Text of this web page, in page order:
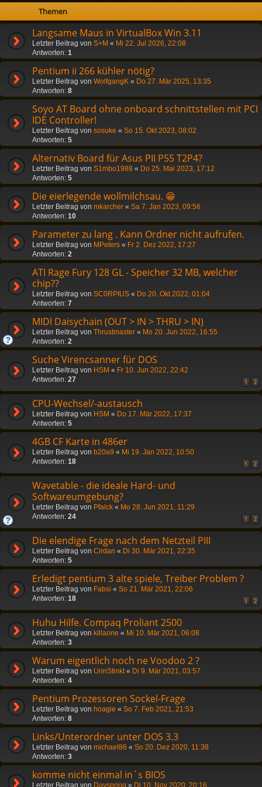
Themen
Langsame Maus in VirtualBox Win 3.11
Letzter Beitrag von S+M « Mi 22. Jul 2026, 22:08
Antworten: 1
Pentium ii 266 kühler nötig?
Letzter Beitrag von WolfgangK « Do 27. Mär 2025, 13:35
Antworten: 8
Soyo AT Board ohne onboard schnittstellen mit PCI
IDE Controller!
Letzter Beitrag von sosuke « So 15. Okt 2023, 08:02
Antworten: 5
Alternativ Board für Asus PII P55 T2P4?
Letzter Beitrag von S1mbo1988 « Do 25. Mai 2023, 17:12
Antworten: 5
Die eierlegende wollmilchsau. 😁
Letzter Beitrag von mkarcher « Sa 7. Jan 2023, 09:56
Antworten: 10
Parameter zu lang . Kann Ordner nicht aufrufen.
Letzter Beitrag von MPeters « Fr 2. Dez 2022, 17:27
Antworten: 2
ATI Rage Fury 128 GL - Speicher 32 MB, welcher
chip??
Letzter Beitrag von SC0RPIUS « Do 20. Okt 2022, 01:04
Antworten: 7
MIDI Daisychain (OUT > IN > THRU > IN)
Letzter Beitrag von Thrustmaster « Mo 20. Jun 2022, 16:55
Antworten: 2
Suche Virencsanner für DOS
Letzter Beitrag von HSM « Fr 10. Jun 2022, 22:42
Antworten: 27 1 2
CPU-Wechsel/-austausch
Letzter Beitrag von HSM « Do 17. Mär 2022, 17:37
Antworten: 5
4GB CF Karte in 486er
Letzter Beitrag von b20a9 « Mi 19. Jan 2022, 10:50
Antworten: 18 1 2
Wavetable - die ideale Hard- und
Softwareumgebung?
Letzter Beitrag von Pfalck « Mo 28. Jun 2021, 11:29
Antworten: 24 1 2
Die elendige Frage nach dem Netzteil PIII
Letzter Beitrag von Cirdan « Di 30. Mär 2021, 22:35
Antworten: 5
Erledigt pentium 3 alte spiele, Treiber Problem ?
Letzter Beitrag von Fabsi « So 21. Mär 2021, 22:06
Antworten: 18 1 2
Huhu Hilfe. Compaq Proliant 2500
Letzter Beitrag von killaone « Mi 10. Mär 2021, 06:08
Antworten: 3
Warum eigentlich noch ne Voodoo 2 ?
Letzter Beitrag von UrinStinkt« Di 9. Mär 2021, 03:57
Antworten: 4
Pentium Prozessoren Sockel-Frage
Letzter Beitrag von hoagie « So 7. Feb 2021, 21:53
Antworten: 8
Links/Unterordner unter DOS 3.3
Letzter Beitrag von michael86 « So 20. Dez 2020, 11:38
Antworten: 3
komme nicht einmal in`s BIOS
Letzter Beitrag von Dayspring « Di 10. Nov 2020, 20:16